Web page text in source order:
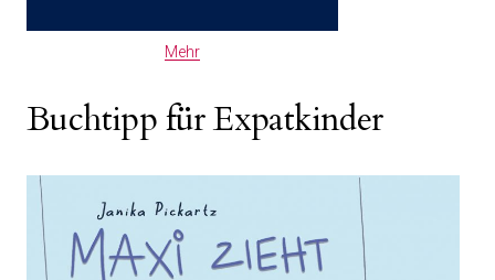
Mehr
Buchtipp für Expatkinder